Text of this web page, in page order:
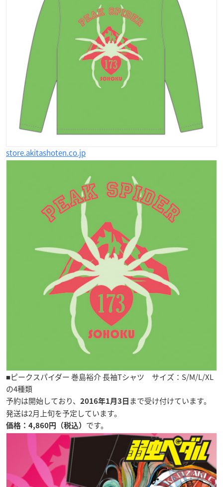
store.akitashoten.co.jp
■ピークスパイダー 巻島裕介 長袖Tシャツ サイズ： S/M/L/XL
の4種類
予約は開始しており、
2016年1月3日 まで受け付けています。
発送は2月上旬を予定しています。
価格：4,860円（税込） です。